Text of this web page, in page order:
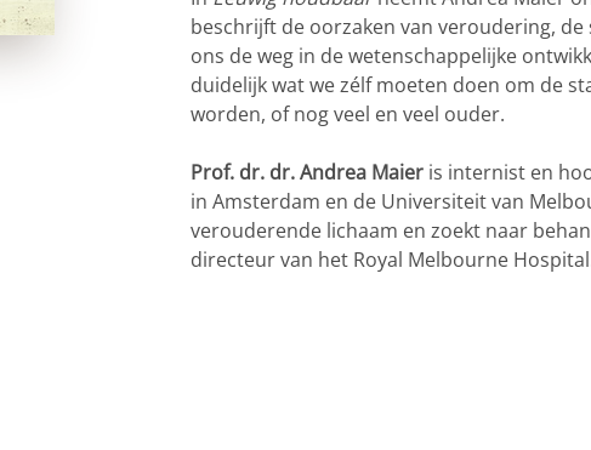
beschrijft de oorzaken van veroudering,
ons de weg in de wetenschappelijke
duidelijk wat we zélf moeten doen om de
worden, of nog veel en veel ouder.
Prof. dr. dr. Andrea Maier is internist en
in Amsterdam en de Universiteit van
verouderende lichaam en zoekt naar
directeur van het Royal Melbourne